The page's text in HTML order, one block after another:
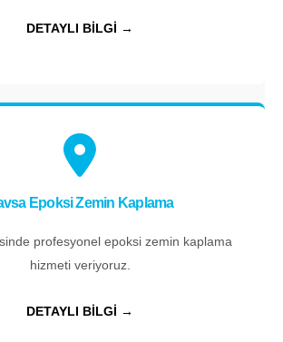
DETAYLI BİLGİ →
Epoksi Zemin Kaplama
profesyonel epoksi zemin kaplama
hizmeti veriyoruz.
DETAYLI BİLGİ →